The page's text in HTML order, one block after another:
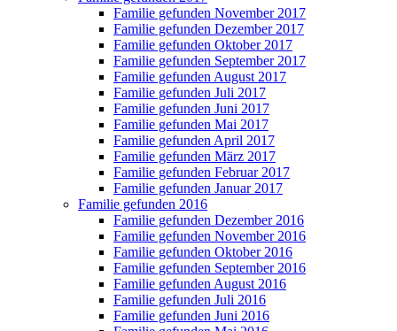
Familie gefunden November 2017
Familie gefunden Dezember 2017
Familie gefunden Oktober 2017
Familie gefunden September 2017
Familie gefunden August 2017
Familie gefunden Juli 2017
Familie gefunden Juni 2017
Familie gefunden Mai 2017
Familie gefunden April 2017
Familie gefunden März 2017
Familie gefunden Februar 2017
Familie gefunden Januar 2017
Familie gefunden 2016
Familie gefunden Dezember 2016
Familie gefunden November 2016
Familie gefunden Oktober 2016
Familie gefunden September 2016
Familie gefunden August 2016
Familie gefunden Juli 2016
Familie gefunden Juni 2016